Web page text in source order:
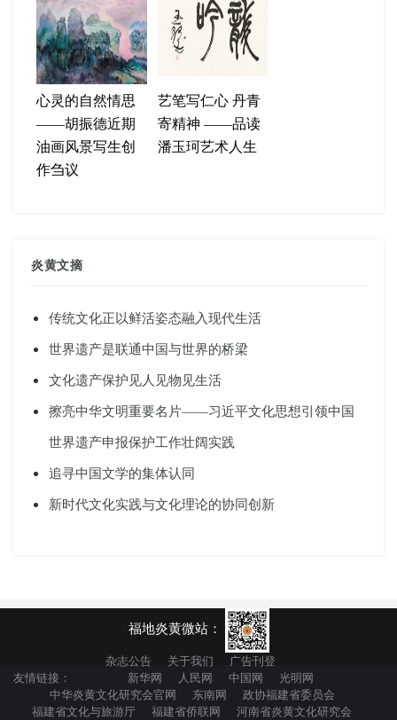
心灵的自然情思
——胡振德近期
油画风景写生创
作刍议
艺笔写仁心 丹青
寄精神 ——品读
潘玉珂艺术人生
炎黄文摘
传统文化正以鲜活姿态融入现代生活
世界遗产是联通中国与世界的桥梁
文化遗产保护见人见物见生活
擦亮中华文明重要名片——习近平文化思想引领中国
世界遗产申报保护工作壮阔实践
追寻中国文学的集体认同
新时代文化实践与文化理论的协同创新
福地炎黄微站：
杂志公告 关于我们
广告刊登
友情链接：
新华网 人民网 中国网
光明网
中华炎黄文化研究会官网
东南网
政协福建省委员会
福建省文化与旅游厅
福建省侨联网
河南省炎黄文化研究会